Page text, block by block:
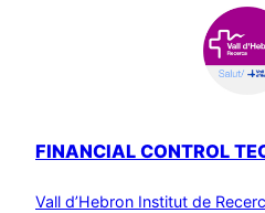
FINANCIAL CONTROL
Vall d’Hebron Institut de